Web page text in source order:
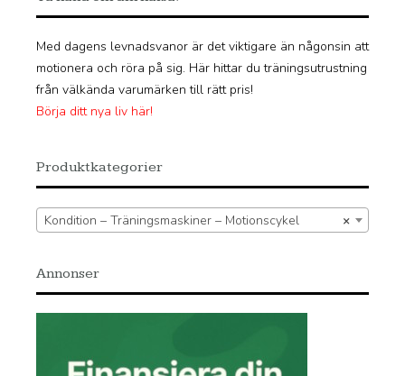
Med dagens levnadsvanor är det viktigare än någonsin att
motionera och röra på sig. Här hittar du träningsutrustning
från välkända varumärken till rätt pris!
Börja ditt nya liv här!
Produktkategorier
×
Kondition – Träningsmaskiner – Motionscykel
Annonser